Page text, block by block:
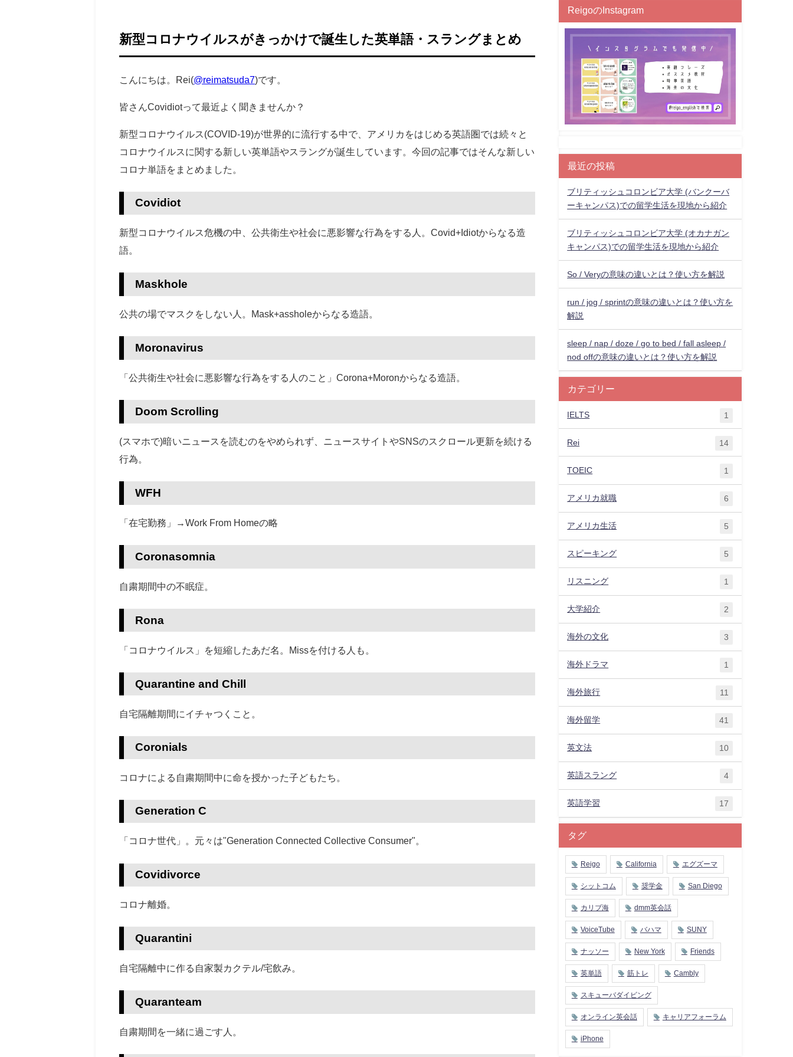
新型コロナウイルスがきっかけで誕生した英単語・スラングまとめ
こんにちは。Rei(@reimatsuda7)です。
皆さんCovidiotって最近よく聞きませんか？
新型コロナウイルス(COVID-19)が世界的に流行する中で、アメリカをはじめる英語圏では続々と
コロナウイルスに関する新しい英単語やスラングが誕生しています。今回の記事ではそんな新しい
コロナ単語をまとめました。
Covidiot
新型コロナウイルス危機の中、公共衛生や社会に悪影響な行為をする人。Covid+Idiotからなる造
語。
Maskhole
公共の場でマスクをしない人。 Mask+assholeからなる造語。
Moronavirus
「公共衛生や社会に悪影響な行為をする人のこと」Corona+Moronからなる造語。
Doom Scrolling
(スマホで)暗いニュースを読むのをやめられず、ニュースサイトやSNSのスクロール更新を続ける
行為。
WFH
「在宅勤務」→Work From Homeの略
Coronasomnia
自粛期間中の不眠症。
Rona
「コロナウイルス」を短縮したあだ名。Missを付ける人も。
Quarantine and Chill
自宅隔離期間にイチャつくこと。
Coronials
コロナによる自粛期間中に命を授かった子どもたち。
Generation C
「コロナ世代」。 元々は"Generation Connected Collective Consumer"。
Covidivorce
コロナ離婚。
Quarantini
自宅隔離中に作る自家製カクテル/宅飲み。
Quaranteam
自粛期間を一緒に過ごす人。
ReigoのInstagram
最近の投稿
ブリティッシュコロンビア大学 (バンクーバ
ーキャンパス)での留学生活を現地から紹介
ブリティッシュコロンビア大学 (オカナガン
キャンパス)での留学生活を現地から紹介
So / Veryの意味の違いとは？使い方を解説
run / jog / sprintの意味の違いとは？使い方を
解説
sleep / nap / doze / go to bed / fall asleep /
nod offの意味の違いとは？使い方を解説
カテゴリー
IELTS 1
Rei 14
TOEIC 1
アメリカ就職 6
アメリカ生活 5
スピーキング 5
リスニング 1
大学紹介 2
海外の文化 3
海外ドラマ 1
海外旅行 11
海外留学 41
英文法 10
英語スラング 4
英語学習 17
タグ
Reigo California エグズーマ
シットコム 奨学金 San Diego
カリブ海 dmm英会話
VoiceTube バハマ SUNY
ナッソー New York Friends
英単語 筋トレ Cambly
スキューバダイビング
オンライン英会話 キャリアフォーラム
iPhone